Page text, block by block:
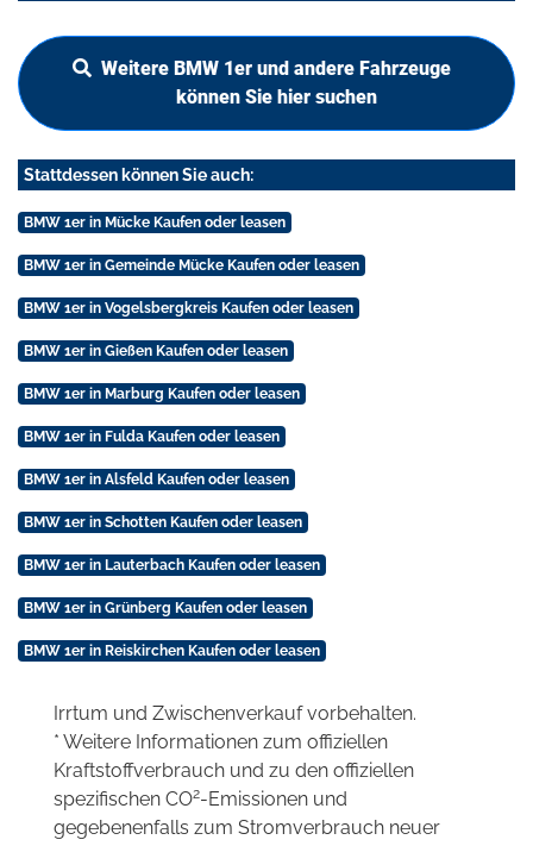
Weitere BMW 1er und andere Fahrzeuge
können Sie hier suchen
Stattdessen können Sie auch:
BMW 1er in Mücke Kaufen oder leasen
BMW 1er in Gemeinde Mücke Kaufen oder leasen
BMW 1er in Vogelsbergkreis Kaufen oder leasen
BMW 1er in Gießen Kaufen oder leasen
BMW 1er in Marburg Kaufen oder leasen
BMW 1er in Fulda Kaufen oder leasen
BMW 1er in Alsfeld Kaufen oder leasen
BMW 1er in Schotten Kaufen oder leasen
BMW 1er in Lauterbach Kaufen oder leasen
BMW 1er in Grünberg Kaufen oder leasen
BMW 1er in Reiskirchen Kaufen oder leasen
Irrtum und Zwischenverkauf vorbehalten.
* Weitere Informationen zum offiziellen
Kraftstoffverbrauch und zu den offiziellen
spezifischen CO2-Emissionen und
gegebenenfalls zum Stromverbrauch neuer